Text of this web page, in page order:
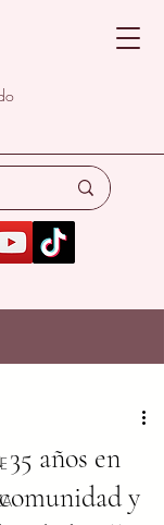
años en
y